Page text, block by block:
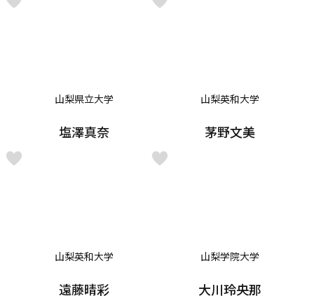
山梨県立大学
塩澤真奈
山梨英和大学
茅野文美
山梨英和大学
遠藤晴彩
山梨学院大学
大川玲央那